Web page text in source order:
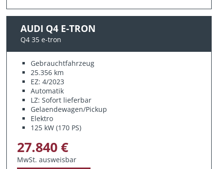
AUDI Q4 E-TRON
Q4 35 e-tron
Gebrauchtfahrzeug
25.356 km
EZ: 4/2023
Automatik
LZ: Sofort lieferbar
Gelaendewagen/Pickup
Elektro
125 kW (170 PS)
27.840 €
MwSt. ausweisbar